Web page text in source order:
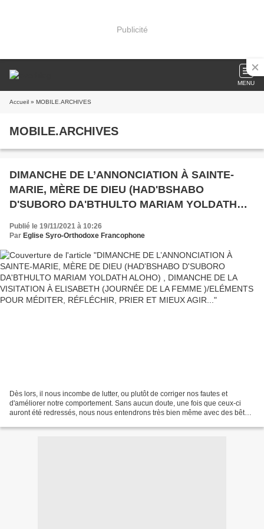
Publicité
MENU
Accueil » MOBILE.ARCHIVES
MOBILE.ARCHIVES
DIMANCHE DE L’ANNONCIATION À SAINTE-
MARIE, MÈRE DE DIEU (HAD'BSHABO
D'SUBORO DA'BTHULTO MARIAM YOLDATH
ALOHO) , DIMANCHE DE LA VISITATION À
ELISABETH (JOURNÉE DE LA FEMME
PRIER ET MIEUX AGIR...
Publié le 19/11/2021 à 10:26
Par Eglise Syro-Orthodoxe Francophone
Dès lors, il nous incombe de lutter, ou plutôt de corriger nos fautes et
d'améliorer notre comportement. Sans aucun doute, une fois que ceux-ci
auront été redressés, nous nous entendrons très bien même avec des bêtes